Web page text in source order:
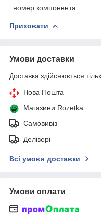
номер компонента
Приховати
Умови доставки
Доставка здійснюється
Нова Пошта
Магазини Rozetka
Самовивіз
Делівері
Всі умови доставки
Умови оплати